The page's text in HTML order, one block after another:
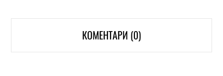
КОМЕНТАРИ (0)